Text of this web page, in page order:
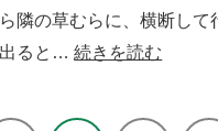
隣の草むらに、横断して
出ると…続きを読む